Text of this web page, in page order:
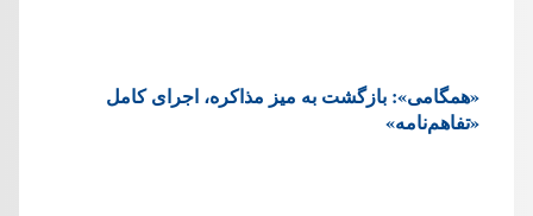
«همگامی»: بازگشت به میز مذاکره، اجرای کامل
«تفاهم‌نامه»